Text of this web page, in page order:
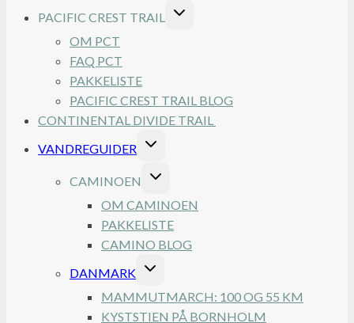
PACIFIC CREST TRAIL
SKIFT
OM PCT
FAQ PCT
PAKKELISTE
PACIFIC CREST TRAIL BLOG
CONTINENTAL DIVIDE TRAIL
VANDREGUIDER
SKIFT
CAMINOEN
SKIFT
OM CAMINOEN
PAKKELISTE
CAMINO BLOG
DANMARK
SKIFT
MAMMUTMARCH: 100 OG 55 KM
KYSTSTIEN PÅ BORNHOLM